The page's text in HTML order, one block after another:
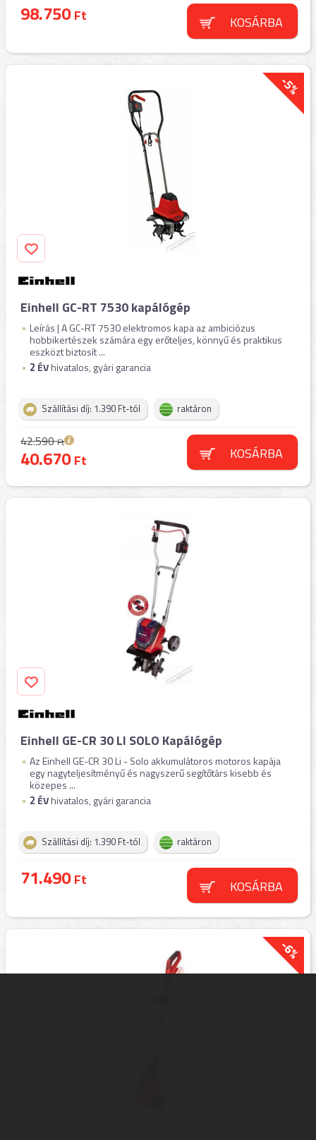
98.750Ft KOSÁRBA
-5%
Einhell GC-RT 7530 kapálógép
Leírás | A GC-RT 7530 elektromos kapa az ambiciózus
hobbikertészek számára egy erőteljes, könnyű és praktikus
eszközt biztosít ...
2 ÉVhivatalos, gyári garancia
Szállítási díj: 1.390 Ft-tól raktáron
42.590Ft
40.670Ft KOSÁRBA
Einhell GE-CR 30 LI SOLO Kapálógép
Az Einhell GE-CR 30 Li - Solo akkumulátoros motoros kapája
egy nagyteljesítményű és nagyszerű segítőtárs kisebb és
közepes ...
2 ÉVhivatalos, gyári garancia
Szállítási díj: 1.390 Ft-tól raktáron
71.490Ft KOSÁRBA
-6%